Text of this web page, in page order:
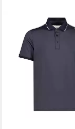
Poloshirt CMP
Poloshirt Man Polo
ab 28,02 €
-30%